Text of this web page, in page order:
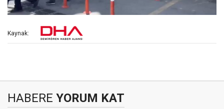
Kaynak:
HABERE YORUM KAT